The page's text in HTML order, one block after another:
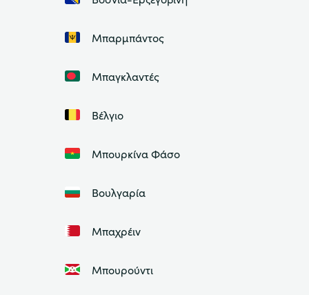
Μπαρμπάντος
Μπαγκλαντές
Βέλγιο
Μπουρκίνα Φάσο
Βουλγαρία
Μπαχρέιν
Μπουρούντι